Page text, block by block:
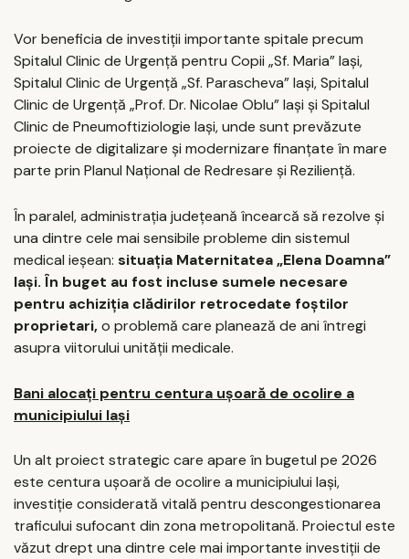
Vor beneficia de investiții importante spitale precum
Spitalul Clinic de Urgență pentru Copii „Sf. Maria” Iași,
Spitalul Clinic de Urgență „Sf. Parascheva” Iași, Spitalul
Clinic de Urgență „Prof. Dr. Nicolae Oblu” Iași și Spitalul
Clinic de Pneumoftiziologie Iași, unde sunt prevăzute
proiecte de digitalizare și modernizare finanțate în mare
parte prin Planul Național de Redresare și Reziliență.
În paralel, administrația județeană încearcă să rezolve și
una dintre cele mai sensibile probleme din sistemul
medical ieșean: situația Maternitatea „Elena Doamna”
Iași. În buget au fost incluse sumele necesare
pentru achiziția clădirilor retrocedate foștilor
proprietari,o problemă care planează de ani întregi
asupra viitorului unității medicale.
Bani alocați pentru centura ușoară de ocolire a
municipiului Iași
Un alt proiect strategic care apare în bugetul pe 2026
este centura ușoară de ocolire a municipiului Iași,
investiție considerată vitală pentru descongestionarea
traficului sufocant din zona metropolitană. Proiectul este
văzut drept una dintre cele mai importante investiții de